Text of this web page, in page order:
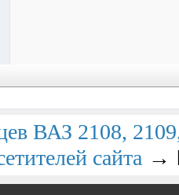
ВАЗ 2108,
сайта →